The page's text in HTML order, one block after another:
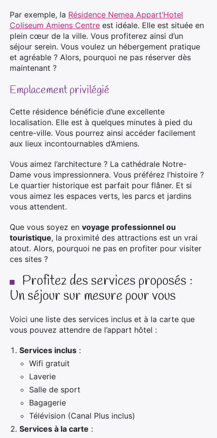
Par exemple, la Résidence Nemea Appart’Hotel
Coliseum Amiens Centre est idéale. Elle est située en
plein cœur de la ville. Vous profiterez ainsi d’un
séjour serein. Vous voulez un hébergement pratique
et agréable ? Alors, pourquoi ne pas réserver dès
maintenant ?
Emplacement privilégié
Cette résidence bénéficie d’une excellente
localisation. Elle est à quelques minutes à pied du
centre-ville. Vous pourrez ainsi accéder facilement
aux lieux incontournables d’Amiens.
Vous aimez l’architecture ? La cathédrale Notre-
Dame vous impressionnera. Vous préférez l’histoire ?
Le quartier historique est parfait pour flâner. Et si
vous aimez les espaces verts, les parcs et jardins
vous attendent.
Que vous soyez en voyage professionnel ou
touristique, la proximité des attractions est un vrai
atout. Alors, pourquoi ne pas en profiter pour visiter
ces sites ?
Profitez des services proposés :
Un séjour sur mesure pour vous
Voici une liste des services inclus et à la carte que
vous pouvez attendre de l’appart hôtel :
Services inclus :
Wifi gratuit
Laverie
Salle de sport
Bagagerie
Télévision (Canal Plus inclus)
Services à la carte :